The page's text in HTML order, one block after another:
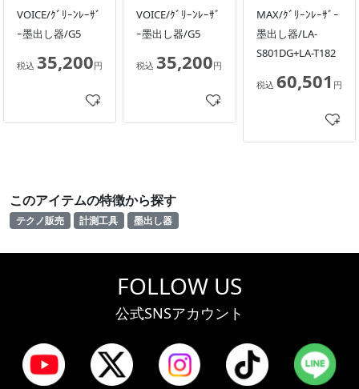
VOICE/ｸﾞﾘｰﾝﾚｰｻﾞ
ｰ墨出し器/G5
税込 35,200円
VOICE/ｸﾞﾘｰﾝﾚｰｻﾞ
ｰ墨出し器/G5
税込35,200円
MAX/ｸﾞﾘｰﾝﾚｰｻﾞｰ
墨出し器/LA-
S801DG+LA-T182
税込 60,501 円
このアイテムの特徴から探す
テクノ販売 計測工具 墨出し器
FOLLOW US
公式SNSアカウント